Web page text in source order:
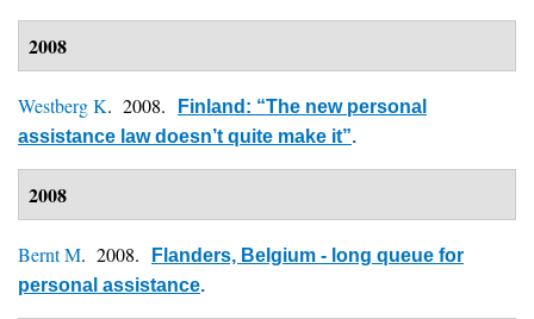
2008
Westberg K. 2008.
Finland: “The new personal
assistance law doesn’t quite make it”.
2008
Bernt M. 2008.
Flanders, Belgium - long queue for
personal assistance.